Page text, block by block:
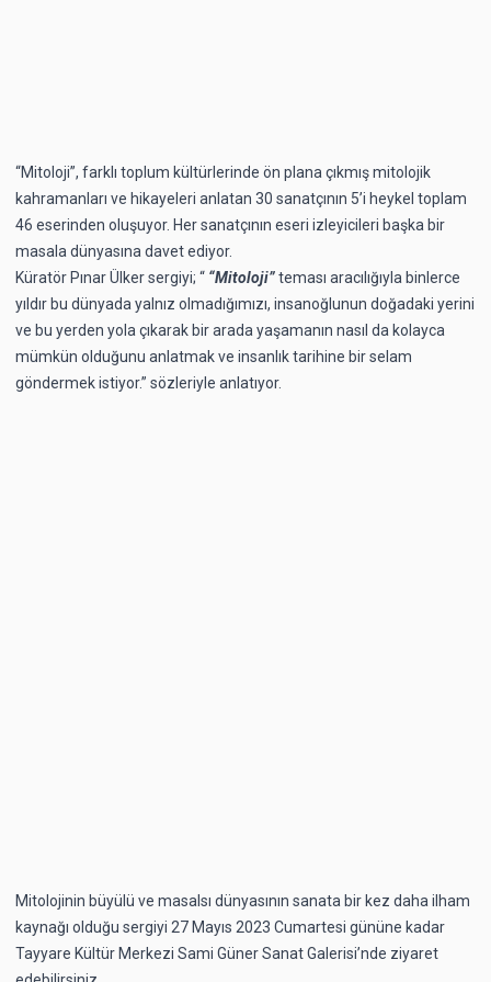
“Mitoloji”, farklı toplum kültürlerinde ön plana çıkmış mitolojik
kahramanları ve hikayeleri anlatan 30 sanatçının 5’i heykel toplam
46 eserinden oluşuyor. Her sanatçının eseri izleyicileri başka bir
masala dünyasına davet ediyor.
Küratör Pınar Ülker sergiyi; “ “Mitoloji”teması aracılığıyla binlerce
yıldır bu dünyada yalnız olmadığımızı, insanoğlunun doğadaki yerini
ve bu yerden yola çıkarak bir arada yaşamanın nasıl da kolayca
mümkün olduğunu anlatmak ve insanlık tarihine bir selam
göndermek istiyor.” sözleriyle anlatıyor.
Mitolojinin büyülü ve masalsı dünyasının sanata bir kez daha ilham
kaynağı olduğu sergiyi 27 Mayıs 2023 Cumartesi gününe kadar
Tayyare Kültür Merkezi Sami Güner Sanat Galerisi’nde ziyaret